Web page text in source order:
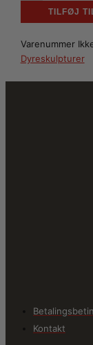
TILFØJ
Varenummer
Dyreskulpturer
Kontakt